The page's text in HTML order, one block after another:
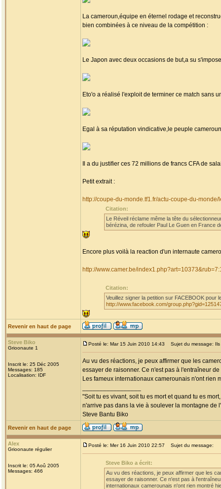
La cameroun,équipe en éternel rodage et
bien combinées à ce niveau de la compétition :
Le Japon avec deux occasions de but,a su
Eto'o a réalisé l'exploit de terminer ce match sans
Egal à sa réputation vindicative,le peuple
Il a du justifier ces 72 millions de francs CFA de
Petit extrait :
http://coupe-du-monde.tf1.fr/actu-coupe-du-
Citation:
Le Réveil réclame même la tête du
bérézina, de refouler Paul Le Guen en France
Encore plus voilà la reaction d'un internaute
http://www.camer.be/
Citation:
Veuillez signer la petition sur FACEBOOK pour
http://www.facebook.com/
Revenir en haut de page
Steve Biko
Grioonaute 1
Inscrit le: 25 Déc 2005
Messages: 185
Localisation: IDF
Posté le: Mar 15 Juin 2010 14:43 Sujet du message: Ils
Au vu des réactions, je peux affirmer que les
essayer de raisonner. Ce n'est pas à l'entraîneur
Les fameux internationaux camerounais n'ont rien
"Soit tu es vivant, soit tu es mort et quand tu es
n'arrive pas dans la vie à soulever la montagne de
Steve Bantu Biko
Revenir en haut de page
Alex
Grioonaute régulier
Inscrit le: 05 Aoû 2005
Messages: 466
Posté le: Mer 16 Juin 2010 22:57 Sujet du message:
Steve Biko a écrit:
Au vu des réactions, je peux affirmer que les
essayer de raisonner. Ce n'est pas à
internationaux camerounais n'ont rien montré